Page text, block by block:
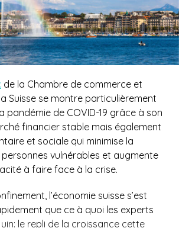
de la Chambre de commerce et
Suisse se montre particulièrement
pandémie de COVID-19 grâce à son
financier stable mais également
et sociale qui minimise la
vulnérables et augmente
à faire face à la crise.
l’économie suisse s’est
que ce à quoi les experts
le repli de la croissance cette